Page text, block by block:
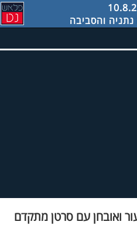
והסביבה
ואובחן עם סרטן מתקדם